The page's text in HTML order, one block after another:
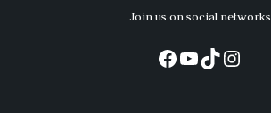
Join us on social networks
Facebook YouTube TikTok Instagram